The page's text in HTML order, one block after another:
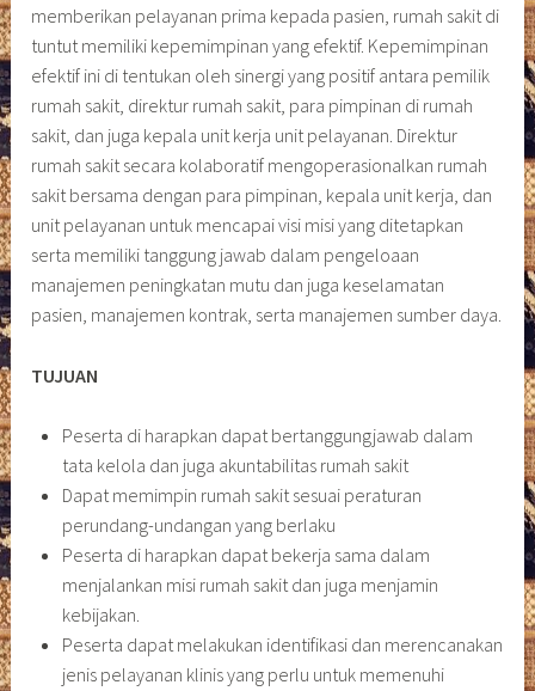
memberikan pelayanan prima kepada pasien, rumah sakit di
tuntut memiliki kepemimpinan yang efektif. Kepemimpinan
efektif ini di tentukan oleh sinergi yang positif antara pemilik
rumah sakit, direktur rumah sakit, para pimpinan di rumah
sakit, dan juga kepala unit kerja unit pelayanan. Direktur
rumah sakit secara kolaboratif mengoperasionalkan rumah
sakit bersama dengan para pimpinan, kepala unit kerja, dan
unit pelayanan untuk mencapai visi misi yang ditetapkan
serta memiliki tanggung jawab dalam pengeloaan
manajemen peningkatan mutu dan juga keselamatan
pasien, manajemen kontrak, serta manajemen sumber daya.
TUJUAN
Peserta di harapkan dapat bertanggungjawab dalam
tata kelola dan juga akuntabilitas rumah sakit
Dapat memimpin rumah sakit sesuai peraturan
perundang-undangan yang berlaku
Peserta di harapkan dapat bekerja sama dalam
menjalankan misi rumah sakit dan juga menjamin
kebijakan.
Peserta dapat melakukan identifikasi dan merencanakan
jenis pelayanan klinis yang perlu untuk memenuhi